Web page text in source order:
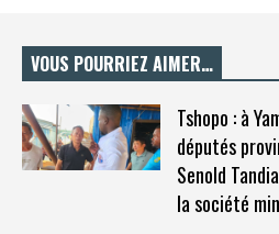
VOUS POURRIEZ AIMER…
Tshopo : à
députés
Senold
la société